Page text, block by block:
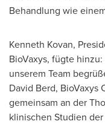
Behandlung wie
Kenneth Kovan,
BioVaxys, fügte
unserem Team
David Berd, BioVaxys
gemeinsam an der
klinischen Studien